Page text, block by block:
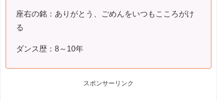
座右の銘：ありがとう、ごめんをいつもこころがけ
る
ダンス歴：8～10年
スポンサーリンク